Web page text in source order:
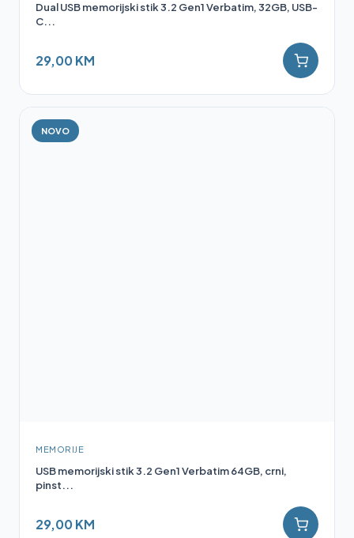
Dual USB memorijski stik 3.2 Gen1 Verbatim, 32GB, USB-
C...
29,00 KM
NOVO
MEMORIJE
USB memorijski stik 3.2 Gen1 Verbatim 64GB, crni,
pinst...
29,00 KM